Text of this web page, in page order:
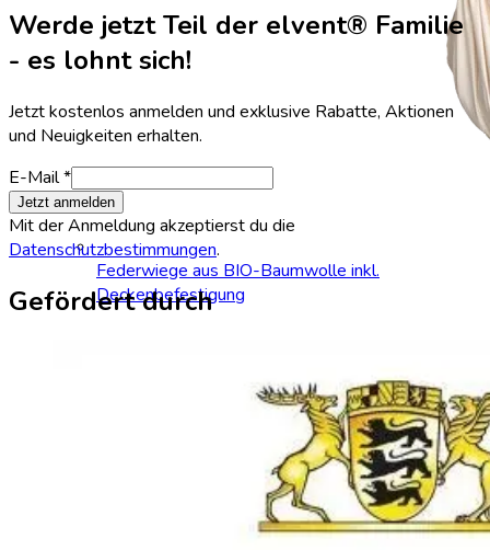
Federwiege aus BIO-Baumwolle inkl.
Deckenbefestigung
Werde jetzt Teil der elvent® Familie
- es lohnt sich!
Jetzt kostenlos anmelden und exklusive Rabatte, Aktionen
und Neuigkeiten erhalten.
E-Mail *
Jetzt anmelden
Mit der Anmeldung akzeptierst du die
Datenschutzbestimmungen.
Gefördert durch